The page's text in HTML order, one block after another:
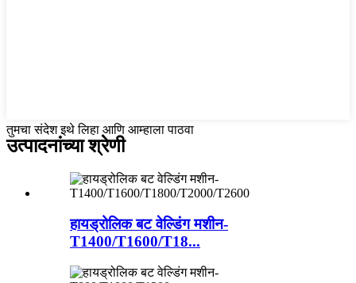
तुमचा संदेश इथे लिहा आणि आम्हाला पाठवा
उत्पादनांच्या श्रेणी
हायड्रोलिक बट वेल्डिंग मशीन-
T1400/T1600/T18...